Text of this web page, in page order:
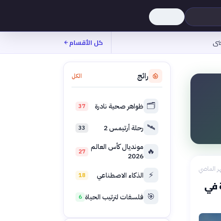
كل الأقسام
الماضي
في
رائج الكل
🗂️ ظواهر صحية نادرة 37
🛰️ رحلة أرتيمس 2 33
🔥 مونديال كأس العالم
2026
27
⚡ الذكاء الاصطناعي 18
🎯 فلسفات لترتيب الحياة 6